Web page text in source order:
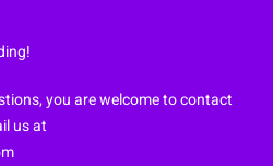
you are welcome to contact
us at